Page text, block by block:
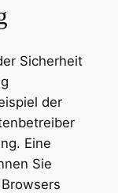
Sicherheit
der
Eine
Sie